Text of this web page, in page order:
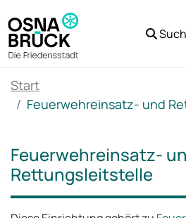
Zum Hauptinhalt springen
Start
Feuerwehreinsatz- und
Feuerwehreinsatz-
Rettungsleitstelle